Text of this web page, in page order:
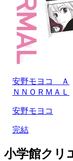
安野モヨコ Ａ
ＮＮＯＲＭＡＬ
安野モヨコ
完結
小学館クリ